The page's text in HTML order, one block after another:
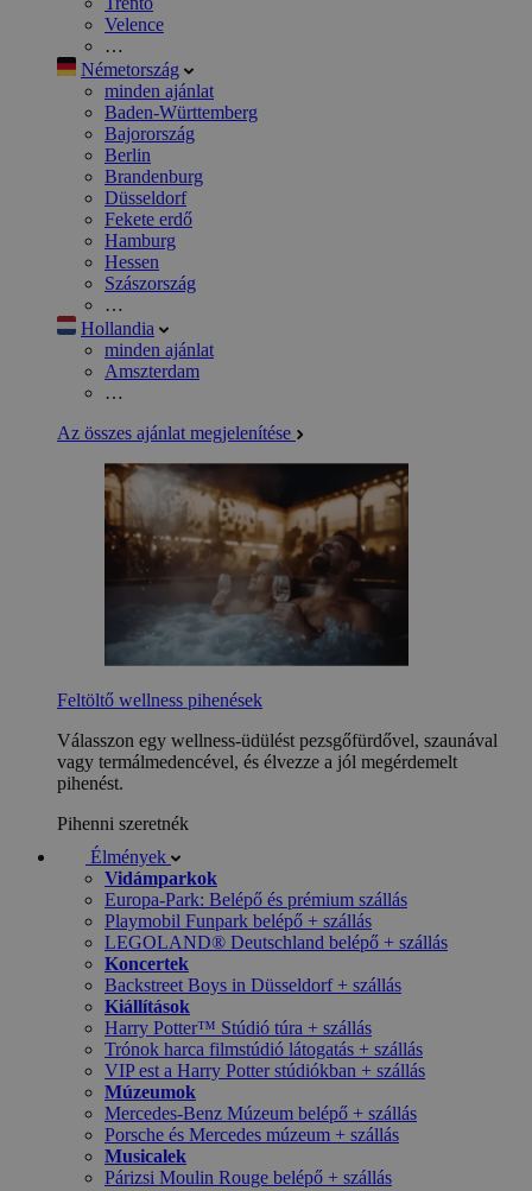
Velence
…
Németország
minden ajánlat
Baden-Württemberg
Bajorország
Berlin
Brandenburg
Düsseldorf
Fekete erdő
Hamburg
Hessen
Szászország
…
Hollandia
minden ajánlat
Amszterdam
…
Az összes ajánlat megjelenítése
Feltöltő wellness pihenések
Válasszon egy wellness-üdülést pezsgőfürdővel, szaunával
vagy termálmedencével, és élvezze a jól megérdemelt
pihenést.
Pihenni szeretnék
Élmények
Vidámparkok
Europa-Park: Belépő és prémium szállás
Playmobil Funpark belépő + szállás
LEGOLAND® Deutschland belépő + szállás
Koncertek
Backstreet Boys in Düsseldorf + szállás
Kiállítások
Harry Potter™ Stúdió túra + szállás
Trónok harca filmstúdió látogatás + szállás
VIP est a Harry Potter stúdiókban + szállás
Múzeumok
Mercedes-Benz Múzeum belépő + szállás
Porsche és Mercedes múzeum + szállás
Musicalek
Párizsi Moulin Rouge belépő + szállás